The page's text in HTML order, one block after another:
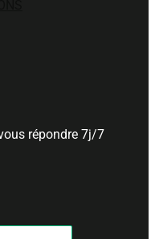
répondre 7j/7